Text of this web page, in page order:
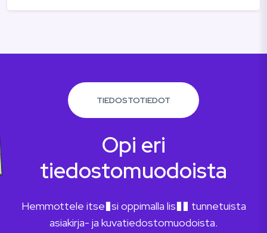
TIEDOSTOTIEDOT
Opi eri
tiedostomuodoista
Hemmottele itse�si oppimalla lis�� tunnetuista
asiakirja- ja kuvatiedostomuodoista.